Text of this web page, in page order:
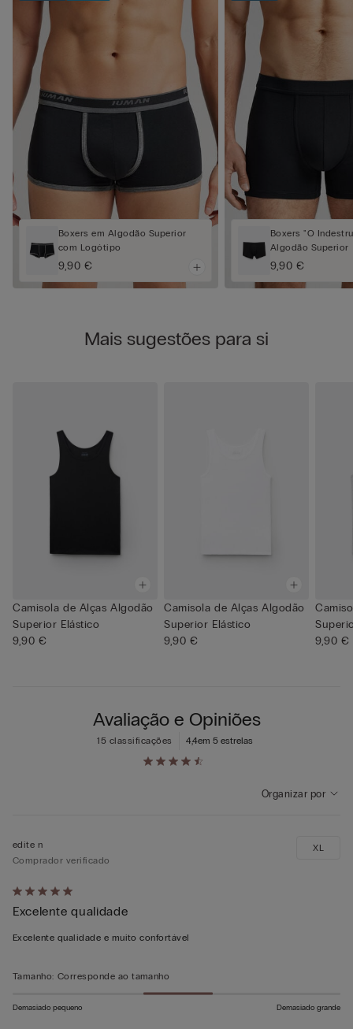
Boxers em Algodão Superior
com Logótipo
9,90 €
Boxers "O
Algodão Superior
9,90 €
Mais sugestões para si
Camisola de Alças Algodão
Superior Elástico
9,90 €
Camisola de Alças Algodão
Superior Elástico
9,90 €
9,90 €
Avaliação e Opiniões
4,4em 5 estrelas
15 classificações
Organizar por
Atribuiu
5
em
edite n
Comprador verificado
Excelente qualidade
Excelente qualidade e muito confortável
XL
Tamanho: Corresponde ao tamanho
Demasiado pequeno Demasiado grande